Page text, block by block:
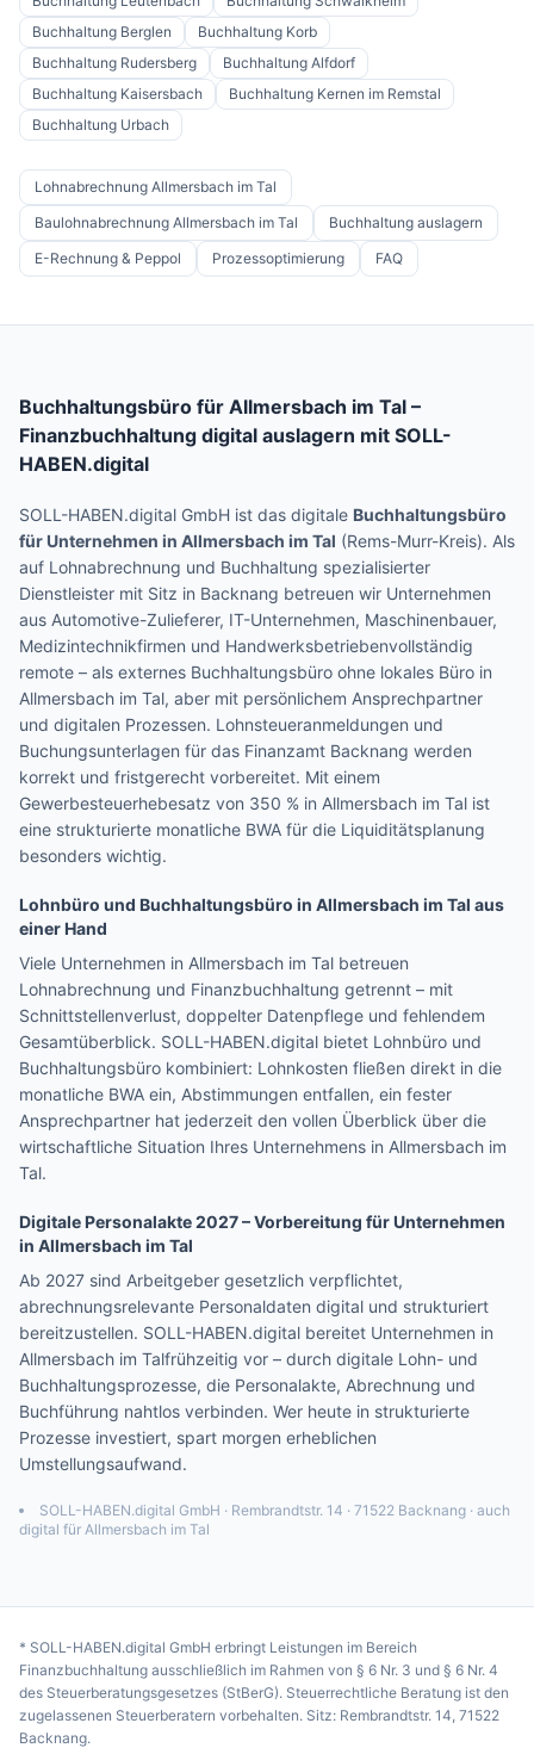
Buchhaltung Berglen Buchhaltung Korb
Buchhaltung Rudersberg Buchhaltung Alfdorf
Buchhaltung Kaisersbach Buchhaltung Kernen im Remstal
Buchhaltung Urbach
Lohnabrechnung Allmersbach im Tal
Baulohnabrechnung Allmersbach im Tal
Buchhaltung auslagern
E-Rechnung & Peppol
Prozessoptimierung FAQ
Buchhaltungsbüro für Allmersbach im Tal –
Finanzbuchhaltung digital auslagern mit SOLL-
HABEN.digital
SOLL-HABEN.digital GmbH ist das digitale Buchhaltungsbüro
für Unternehmen in Allmersbach im Tal (Rems-Murr-Kreis). Als
auf Lohnabrechnung und Buchhaltung spezialisierter
Dienstleister mit Sitz in Backnang betreuen wir Unternehmen
aus Automotive-Zulieferer, IT-Unternehmen, Maschinenbauer,
Medizintechnikfirmen und Handwerksbetriebenvollständig
remote – als externes Buchhaltungsbüro ohne lokales Büro in
Allmersbach im Tal, aber mit persönlichem Ansprechpartner
und digitalen Prozessen. Lohnsteueranmeldungen und
Buchungsunterlagen für das Finanzamt Backnang werden
korrekt und fristgerecht vorbereitet. Mit einem
Gewerbesteuerhebesatz von 350 % in Allmersbach im Tal ist
eine strukturierte monatliche BWA für die Liquiditätsplanung
besonders wichtig.
Lohnbüro und Buchhaltungsbüro in Allmersbach im Tal aus
einer Hand
Viele Unternehmen in Allmersbach im Tal betreuen
Lohnabrechnung und Finanzbuchhaltung getrennt – mit
Schnittstellenverlust, doppelter Datenpflege und fehlendem
Gesamtüberblick. SOLL-HABEN.digital bietet Lohnbüro und
Buchhaltungsbüro kombiniert: Lohnkosten fließen direkt in die
monatliche BWA ein, Abstimmungen entfallen, ein fester
Ansprechpartner hat jederzeit den vollen Überblick über die
wirtschaftliche Situation Ihres Unternehmens in Allmersbach im
Tal.
Digitale Personalakte 2027 – Vorbereitung für Unternehmen
in Allmersbach im Tal
Ab 2027 sind Arbeitgeber gesetzlich verpflichtet,
abrechnungsrelevante Personaldaten digital und strukturiert
bereitzustellen. SOLL-HABEN.digital bereitet Unternehmen in
Allmersbach im Talfrühzeitig vor – durch digitale Lohn- und
Buchhaltungsprozesse, die Personalakte, Abrechnung und
Buchführung nahtlos verbinden. Wer heute in strukturierte
Prozesse investiert, spart morgen erheblichen
Umstellungsaufwand.
SOLL-HABEN.digital GmbH · Rembrandtstr. 14 · 71522 Backnang · auch
digital für Allmersbach im Tal
* SOLL-HABEN.digital GmbH erbringt Leistungen im Bereich
Finanzbuchhaltung ausschließlich im Rahmen von § 6 Nr. 3 und § 6 Nr. 4
des Steuerberatungsgesetzes (StBerG). Steuerrechtliche Beratung ist den
zugelassenen Steuerberatern vorbehalten. Sitz: Rembrandtstr. 14, 71522
Backnang.